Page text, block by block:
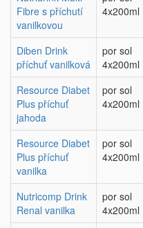
Fibre s příchutí
vanilkovou
4x200ml
Diben Drink
příchuť vanilková
por sol
4x200ml
Resource Diabet
Plus příchuť
jahoda
por sol
4x200ml
Resource Diabet
Plus příchuť
vanilka
por sol
4x200ml
Nutricomp Drink
Renal vanilka
por sol
4x200ml